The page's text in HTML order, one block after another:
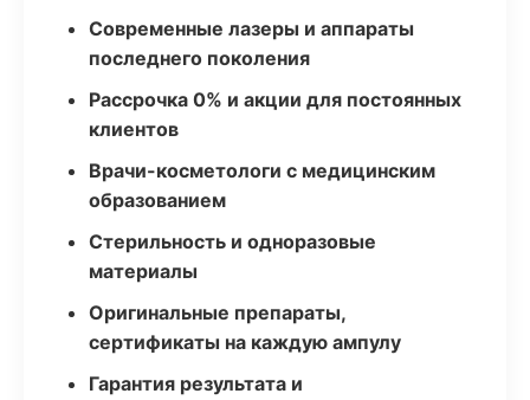
Современные лазеры и аппараты
последнего поколения
Рассрочка 0% и акции для постоянных
клиентов
Врачи-косметологи с медицинским
образованием
Стерильность и одноразовые
материалы
Оригинальные препараты,
сертификаты на каждую ампулу
Гарантия результата и